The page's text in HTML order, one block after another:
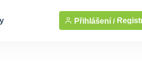
Přihlášení /